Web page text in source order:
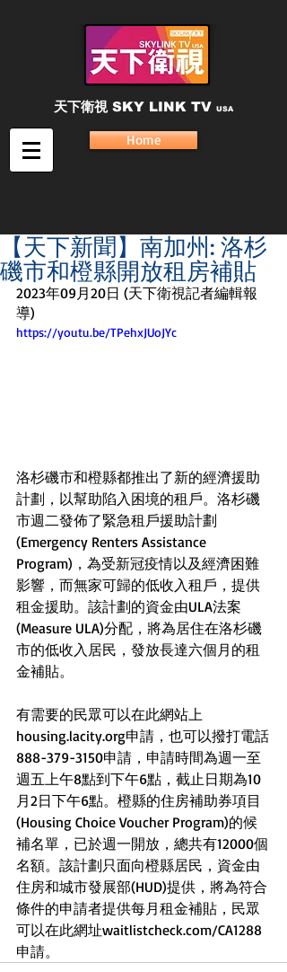
天下衛視 SKY LINK TV USA
Home
【天下新聞】南加州: 洛杉
磯市和橙縣開放租房補貼
2023年09月20日 (天下衛視記者編輯報
導)
https://youtu.be/TPehxJUoJYc
洛杉磯市和橙縣都推出了新的經濟援助
計劃，以幫助陷入困境的租戶。洛杉磯
市週二發佈了緊急租戶援助計劃
(Emergency Renters Assistance
Program)，為受新冠疫情以及經濟困難
影響，而無家可歸的低收入租戶，提供
租金援助。該計劃的資金由ULA法案
(Measure ULA)分配，將為居住在洛杉磯
市的低收入居民，發放長達六個月的租
金補貼。
有需要的民眾可以在此網站上
housing.lacity.org申請，也可以撥打電話
888-379-3150申請，申請時間為週一至
週五上午8點到下午6點，截止日期為10
月2日下午6點。橙縣的住房補助券項目
(Housing Choice Voucher Program)的候
補名單，已於週一開放，總共有12000個
名額。該計劃只面向橙縣居民，資金由
住房和城市發展部(HUD)提供，將為符合
條件的申請者提供每月租金補貼，民眾
可以在此網址waitlistcheck.com/CA1288
申請。